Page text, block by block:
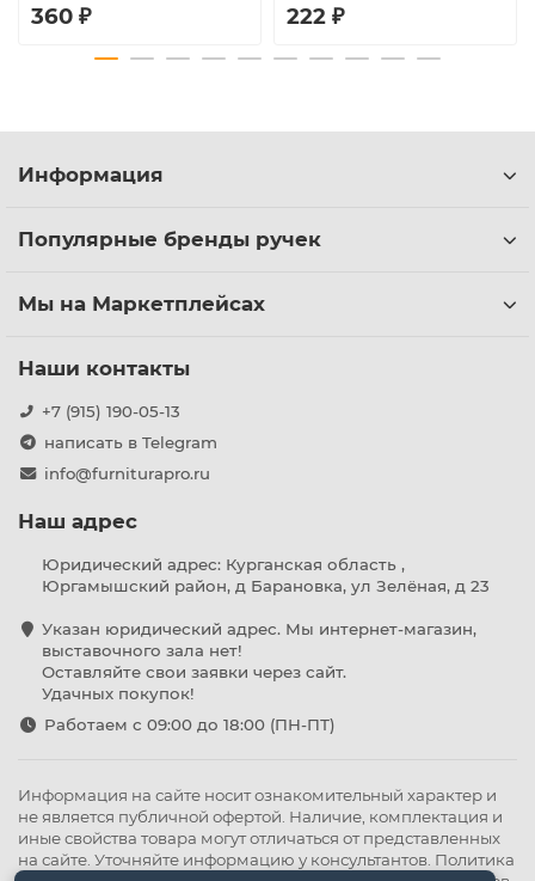
360 ₽ 222 ₽
Информация
Популярные бренды ручек
Мы на Маркетплейсах
Наши контакты
+7 (915) 190-05-13
написать в Telegram
info@furniturapro.ru
Наш адрес
Юридический адрес: Курганская область ,
Юргамышский район, д Барановка, ул Зелёная, д 23
Указан юридический адрес. Мы интернет-магазин,
выставочного зала нет!
Оставляйте свои заявки через сайт.
Удачных покупок!
Работаем с 09:00 до 18:00 (ПН-ПТ)
Информация на сайте носит ознакомительный характер и
не является публичной офертой. Наличие, комплектация и
иные свойства товара могут отличаться от представленных
на сайте. Уточняйте информацию у консультантов. Политика